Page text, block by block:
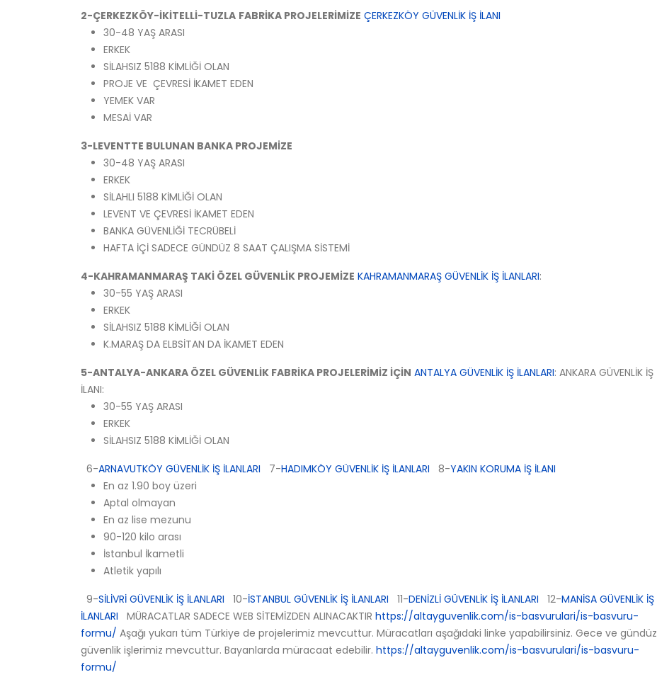
2-ÇERKEZKÖY-İKİTELLİ-TUZLA FABRİKA PROJELERİMİZE ÇERKEZKÖY GÜVENLİK İŞ İLANI
30-48 YAŞ ARASI
ERKEK
SİLAHSIZ 5188 KİMLİĞİ OLAN
PROJE VE ÇEVRESİ İKAMET EDEN
YEMEK VAR
MESAİ VAR
3-LEVENTTE BULUNAN BANKA PROJEMİZE
30-48 YAŞ ARASI
ERKEK
SİLAHLI 5188 KİMLİĞİ OLAN
LEVENT VE ÇEVRESİ İKAMET EDEN
BANKA GÜVENLİĞİ TECRÜBELİ
HAFTA İÇİ SADECE GÜNDÜZ 8 SAAT ÇALIŞMA SİSTEMİ
4-KAHRAMANMARAŞ TAKİ ÖZEL GÜVENLİK PROJEMİZE KAHRAMANMARAŞ GÜVENLİK İŞ İLANLARI:
30-55 YAŞ ARASI
ERKEK
SİLAHSIZ 5188 KİMLİĞİ OLAN
K.MARAŞ DA ELBSİTAN DA İKAMET EDEN
5-ANTALYA-ANKARA ÖZEL GÜVENLİK FABRİKA PROJELERİMİZ İÇİN ANTALYA GÜVENLİK İŞ İLANLARI: ANKARA GÜVENLİK İŞ
İLANI:
30-55 YAŞ ARASI
ERKEK
SİLAHSIZ 5188 KİMLİĞİ OLAN
6-ARNAVUTKÖY GÜVENLİK İŞ İLANLARI 7-HADIMKÖY GÜVENLİK İŞ İLANLARI 8-YAKIN KORUMA İŞ İLANI
En az 1.90 boy üzeri
Aptal olmayan
En az lise mezunu
90-120 kilo arası
İstanbul İkametli
Atletik yapılı
9-SİLİVRİ GÜVENLİK İŞ İLANLARI 10-İSTANBUL GÜVENLİK İŞ İLANLARI 11-DENİZLİ GÜVENLİK İŞ İLANLARI 12-MANİSA GÜVENLİK İŞ
İLANLARI MÜRACATLAR SADECE WEB SİTEMİZDEN ALINACAKTIR https://altayguvenlik.com/is-basvurulari/is-basvuru-
formu/ Aşağı yukarı tüm Türkiye de projelerimiz mevcuttur. Müracatları aşağıdaki linke yapabilirsiniz. Gece ve gündüz
güvenlik işlerimiz mevcuttur. Bayanlarda müracaat edebilir. https://altayguvenlik.com/is-basvurulari/is-basvuru-
formu/